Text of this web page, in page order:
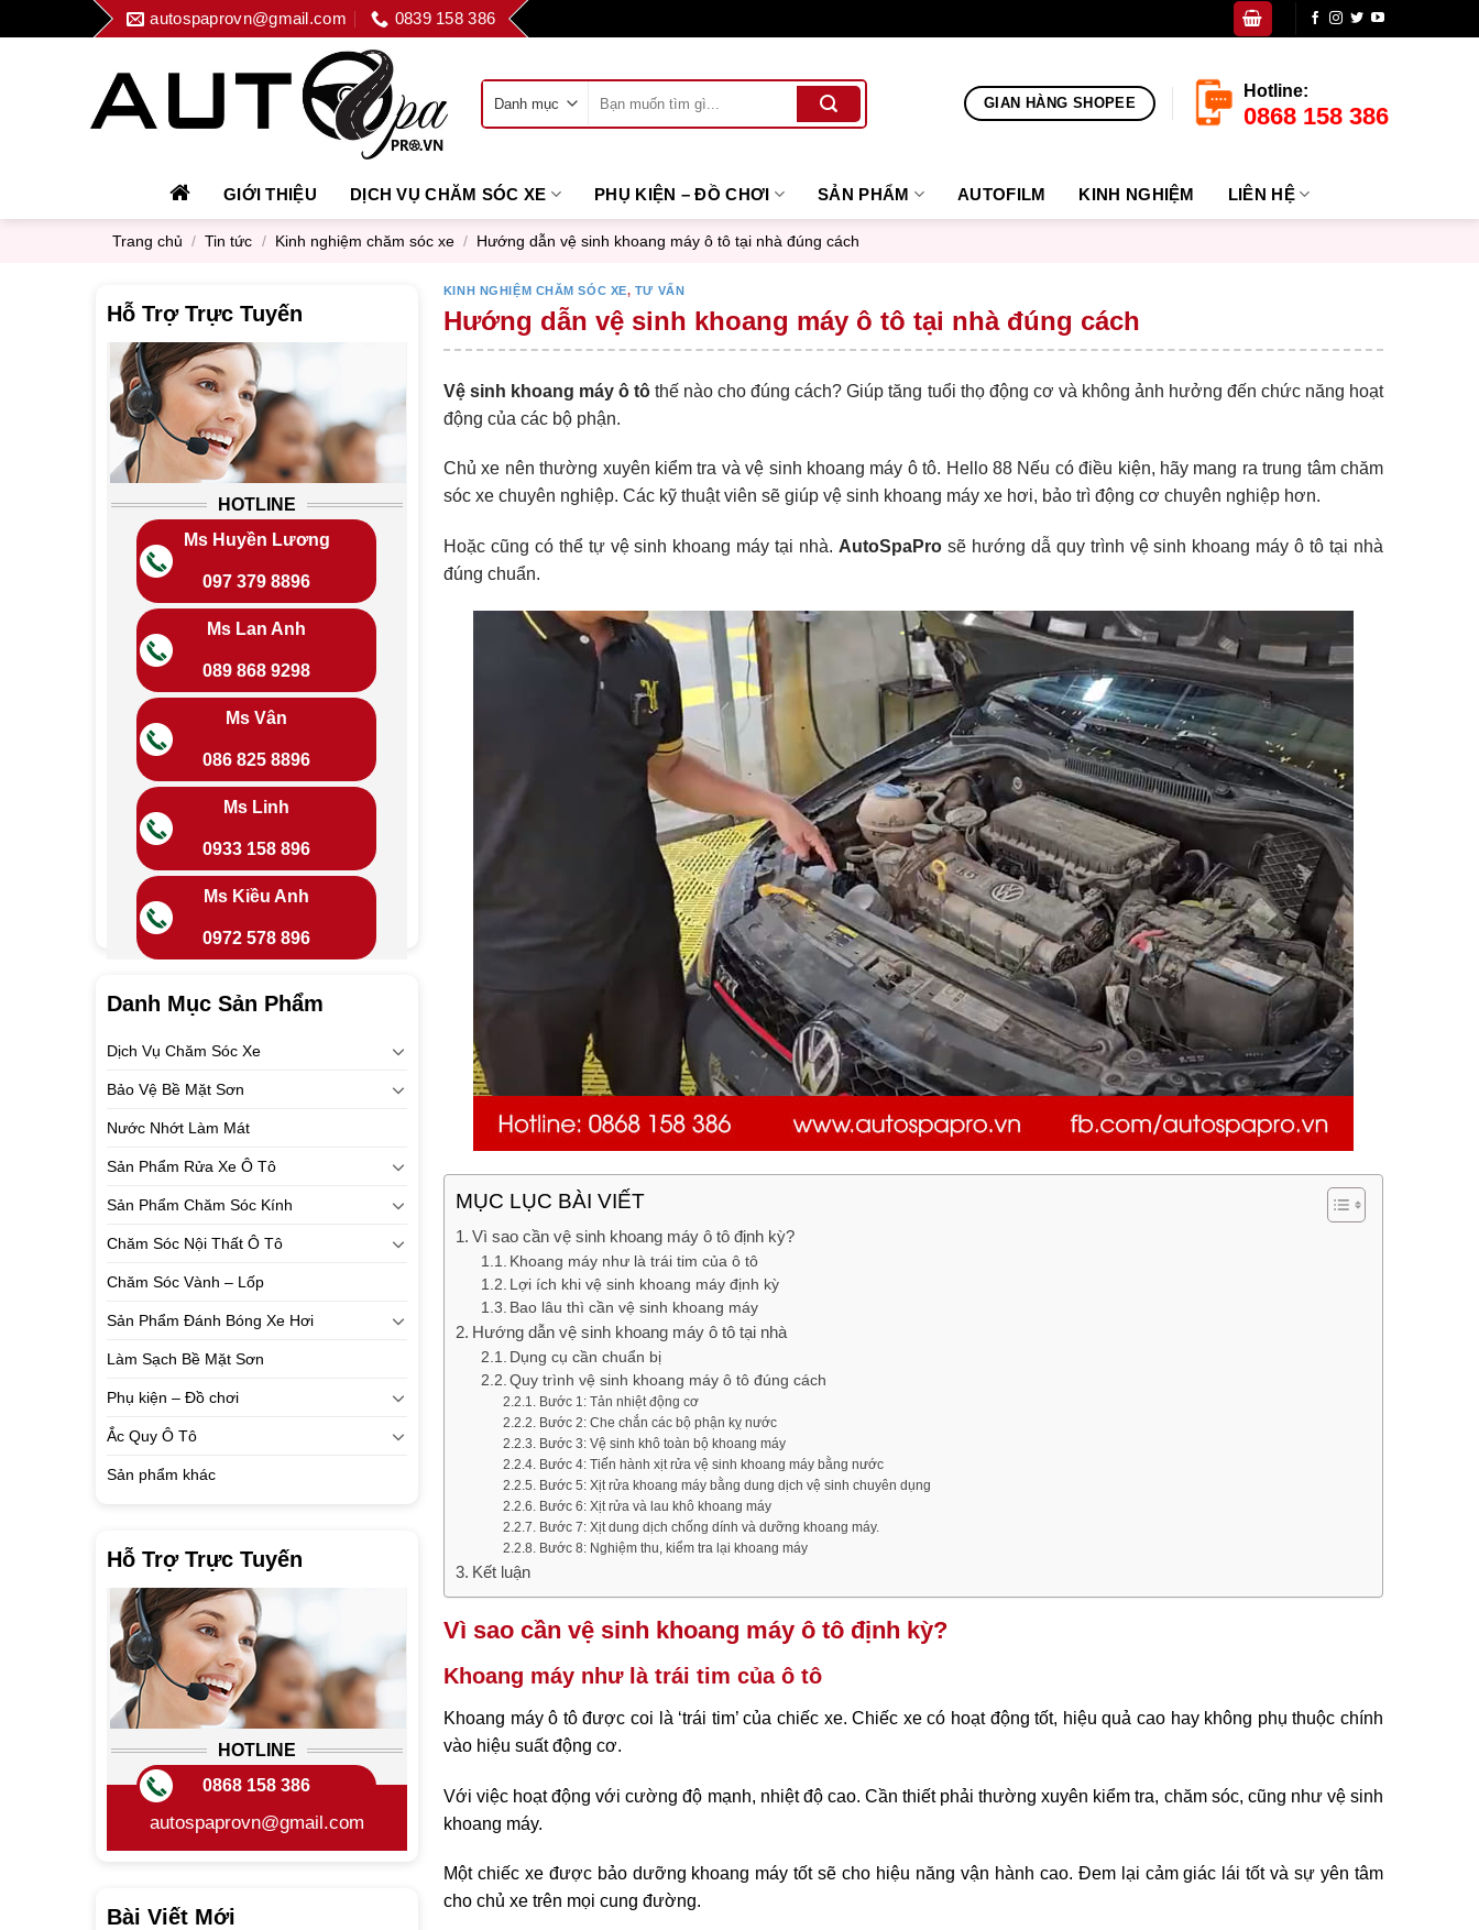
to
autospaprovn@gmail.com 0839 158 386
kiếm:
GIAN HÀNG SHOPEE
Hotline:
0868 158 386
GIỚI THIỆU DỊCH VỤ CHĂM SÓC XE PHỤ KIỆN – ĐỒ CHƠI SẢN PHẨM AUTOFILM KINH NGHIỆM LIÊN HỆ
Trang chủ / Tin tức / Kinh nghiệm chăm sóc xe / Hướng dẫn vệ sinh khoang máy ô tô tại nhà đúng cách
Hỗ Trợ Trực Tuyến
HOTLINE
Ms Huyền Lương
097 379 8896
Ms Lan Anh
089 868 9298
Ms Vân
086 825 8896
Ms Linh
0933 158 896
Ms Kiều Anh
0972 578 896
Danh Mục Sản Phẩm
Dịch Vụ Chăm Sóc Xe
Bảo Vệ Bề Mặt Sơn
Nước Nhớt Làm Mát
Sản Phẩm Rửa Xe Ô Tô
Sản Phẩm Chăm Sóc Kính
Chăm Sóc Nội Thất Ô Tô
Chăm Sóc Vành – Lốp
Sản Phẩm Đánh Bóng Xe Hơi
Làm Sạch Bề Mặt Sơn
Phụ kiện – Đồ chơi
Ắc Quy Ô Tô
Sản phẩm khác
Hỗ Trợ Trực Tuyến
HOTLINE
0868 158 386
autospaprovn@gmail.com
Bài Viết Mới
KINH NGHIỆM CHĂM SÓC XE, TƯ VẤN
Hướng dẫn vệ sinh khoang máy ô tô tại nhà đúng cách
Vệ sinh khoang máy ô tô thế nào cho đúng cách? Giúp tăng tuổi thọ động cơ và không ảnh hưởng đến chức năng hoạt
động của các bộ phận.
Chủ xe nên thường xuyên kiểm tra và vệ sinh khoang máy ô tô. Hello 88Nếu có điều kiện, hãy mang ra trung tâm chăm
sóc xe chuyên nghiệp. Các kỹ thuật viên sẽ giúp vệ sinh khoang máy xe hơi, bảo trì động cơ chuyên nghiệp hơn.
Hoặc cũng có thể tự vệ sinh khoang máy tại nhà. AutoSpaPro sẽ hướng dẫ quy trình vệ sinh khoang máy ô tô tại nhà
đúng chuẩn.
MỤC LỤC BÀI VIẾT
Vì sao cần vệ sinh khoang máy ô tô định kỳ?
Khoang máy như là trái tim của ô tô
Lợi ích khi vệ sinh khoang máy định kỳ
Bao lâu thì cần vệ sinh khoang máy
Hướng dẫn vệ sinh khoang máy ô tô tại nhà
Dụng cụ cần chuẩn bị
Quy trình vệ sinh khoang máy ô tô đúng cách
Bước 1: Tản nhiệt động cơ
Bước 2: Che chắn các bộ phận kỵ nước
Bước 3: Vệ sinh khô toàn bộ khoang máy
Bước 4: Tiến hành xịt rửa vệ sinh khoang máy bằng nước
Bước 5: Xịt rửa khoang máy bằng dung dịch vệ sinh chuyên dụng
Bước 6: Xịt rửa và lau khô khoang máy
Bước 7: Xịt dung dịch chống dính và dưỡng khoang máy.
Bước 8: Nghiệm thu, kiểm tra lại khoang máy
Kết luận
Vì sao cần vệ sinh khoang máy ô tô định kỳ?
Khoang máy như là trái tim của ô tô
Khoang máy ô tô được coi là ‘trái tim’ của chiếc xe. Chiếc xe có hoạt động tốt, hiệu quả cao hay không phụ thuộc chính
vào hiệu suất động cơ.
Với việc hoạt động với cường độ mạnh, nhiệt độ cao. Cần thiết phải thường xuyên kiểm tra, chăm sóc, cũng như vệ sinh
khoang máy.
Một chiếc xe được bảo dưỡng khoang máy tốt sẽ cho hiệu năng vận hành cao. Đem lại cảm giác lái tốt và sự yên tâm
cho chủ xe trên mọi cung đường.